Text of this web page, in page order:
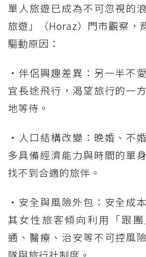
單人旅遊已成為不可忽視的
旅遊」（Horaz）門市觀察，
驅動原因：
・伴侶興趣差異：另一半不
宜長途飛行，渴望旅行的一
地等待。
・人口結構改變：晚婚、不
多具備經濟能力與時間的單
找不到合適的旅伴。
・安全與風險外包：安全成
其女性旅客傾向利用「跟
通、醫療、治安等不可控風